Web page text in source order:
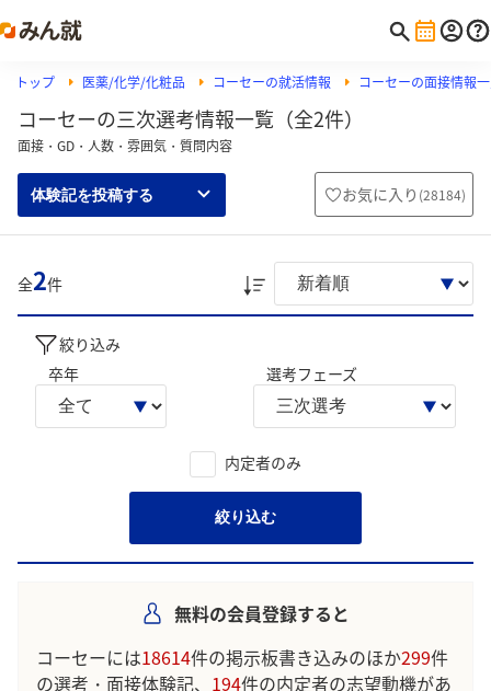
トップ 医薬/化学/化粧品 コーセーの就活情報 コーセーの面接情報
コーセーの三次選考情報一覧（全2件）
面接・GD・人数・雰囲気・質問内容
体験記を投稿する お気に入り (28184)
全2件
絞り込み
卒年
選考フェーズ
内定者のみ
絞り込む
無料の会員登録すると
コーセーには18614件の掲示板書き込みのほか299件
の選考・面接体験記、 194件の内定者の志望動機があ